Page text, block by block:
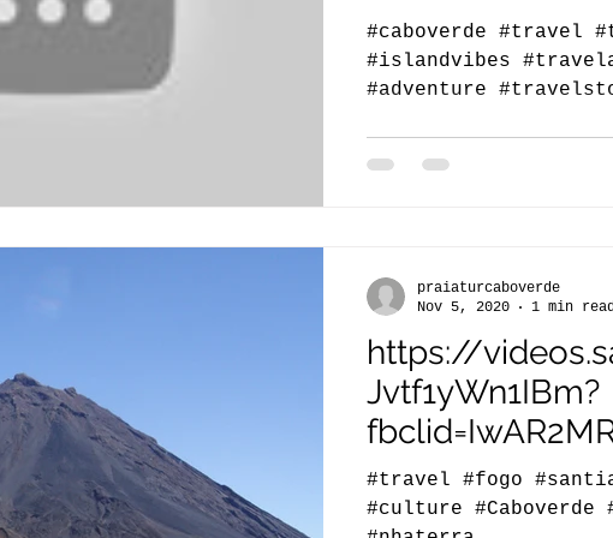
SANTIAGO -
#caboverde #travel
#islandvibes
#adventure
https://
Jvtf1yWn1IBm?
HTx
#travel #fogo
#culture #Caboverde
praiaturcaboverde
Nov 5, 2020
1 min